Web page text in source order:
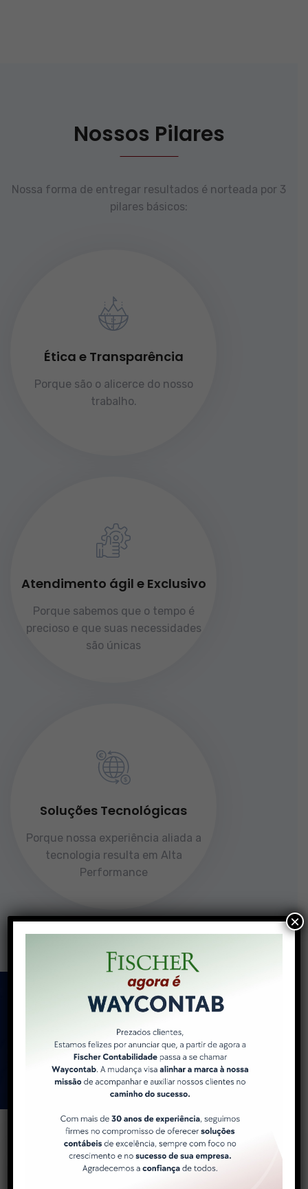
Nossos Pilares
Nossa forma de entregar resultados é norteada por 3
pilares básicos:
Ética e Transparência
Porque são o alicerce do nosso
trabalho.
Atendimento ágil e Exclusivo
Porque sabemos que o tempo é
precioso e que suas necessidades
são únicas
Soluções Tecnológicas
Porque nossa experiência aliada a
tecnologia resulta em Alta
Performance
Como a WayContab pode
ajudar você e sua
empresa
×